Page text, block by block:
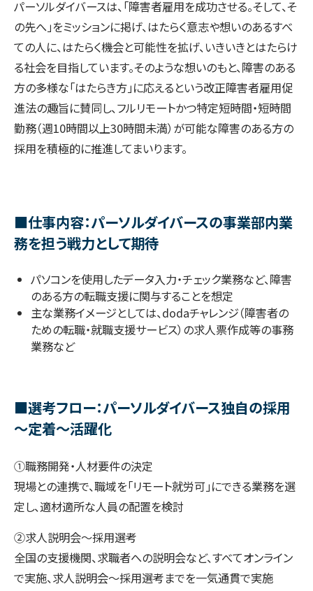
パーソルダイバースは、「障害者雇用を成功させる。そして、そ
の先へ」をミッションに掲げ、はたらく意志や想いのあるすべ
ての人に、はたらく機会と可能性を拡げ、いきいきとはたらけ
る社会を目指しています。そのような想いのもと、障害のある
方の多様な「はたらき方」に応えるという改正障害者雇用促
進法の趣旨に賛同し、フルリモートかつ特定短時間・短時間
勤務（週10時間以上30時間未満）が可能な障害のある方の
採用を積極的に推進してまいります。
■仕事内容：パーソルダイバースの事業部内業
務を担う戦力として期待
パソコンを使用したデータ入力・チェック業務など、障害
のある方の転職支援に関与することを想定
主な業務イメージとしては、dodaチャレンジ（障害者の
ための転職・就職支援サービス）の求人票作成等の事務
業務など
■選考フロー：パーソルダイバース独自の採用
～定着～活躍化
①職務開発・人材要件の決定
現場との連携で、職域を「リモート就労可」にできる業務を選
定し、適材適所な人員の配置を検討
②求人説明会～採用選考
全国の支援機関、求職者への説明会など、すべてオンライン
で実施、求人説明会～採用選考までを一気通貫で実施